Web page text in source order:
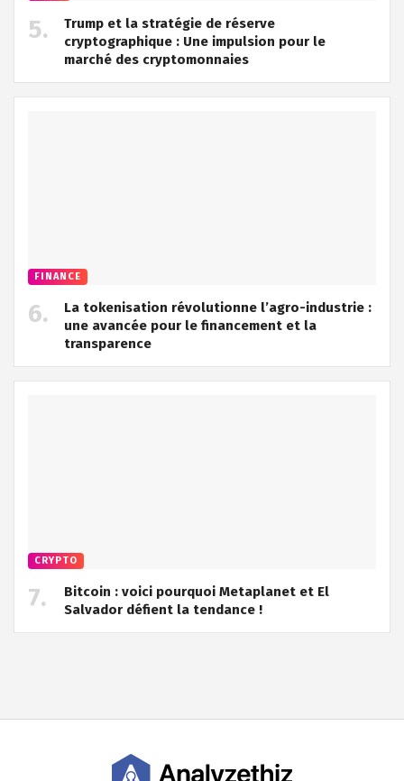
Trump et la stratégie de réserve
cryptographique : Une impulsion pour le
marché des cryptomonnaies
FINANCE
La tokenisation révolutionne l’agro-industrie :
une avancée pour le financement et la
transparence
CRYPTO
Bitcoin : voici pourquoi Metaplanet et El
Salvador défient la tendance !